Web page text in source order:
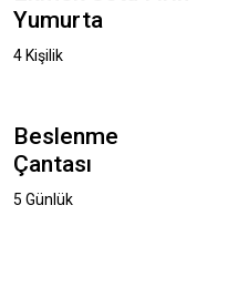
Yumurta
4 Kişilik
Beslenme
Çantası
5 Günlük